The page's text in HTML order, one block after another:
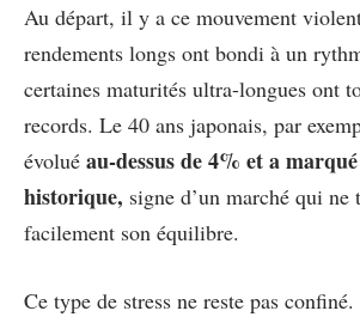
Au départ, il y a ce mouvement
rendements longs ont bondi à un
certaines maturités ultra-longues ont
records. Le 40 ans japonais, par
évolué au-dessus de 4% et a
historique, signe d’un marché qui ne
facilement son équilibre.
Ce type de stress ne reste pas